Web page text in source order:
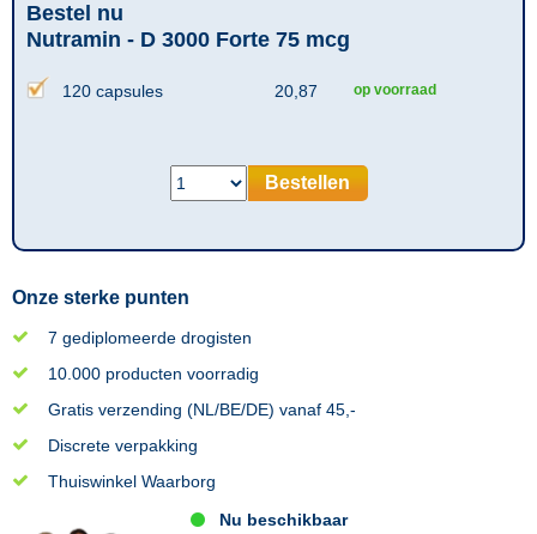
Bestel nu
Nutramin - D 3000 Forte 75 mcg
120 capsules 20,87 op voorraad
Bestellen
Onze sterke punten
7 gediplomeerde drogisten
10.000 producten voorradig
Gratis verzending (NL/BE/DE) vanaf 45,-
Discrete verpakking
Thuiswinkel Waarborg
Nu beschikbaar